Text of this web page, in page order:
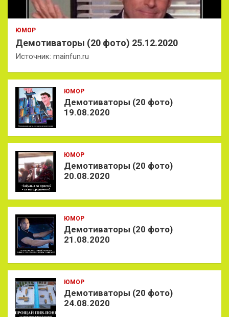
ЮМОР
Демотиваторы (20 фото) 25.12.2020
Источник: mainfun.ru
ЮМОР
Демотиваторы (20 фото)
19.08.2020
ЮМОР
Демотиваторы (20 фото)
20.08.2020
ЮМОР
Демотиваторы (20 фото)
21.08.2020
ЮМОР
Демотиваторы (20 фото)
24.08.2020